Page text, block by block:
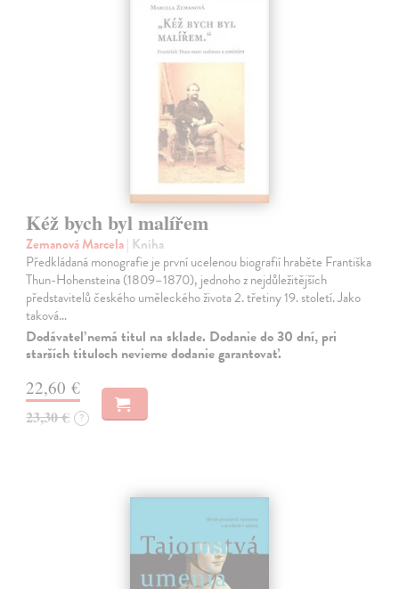
Kéž bych byl malířem
Zemanová Marcela| Kniha
Předkládaná monografie je první ucelenou biografií hraběte Františka
Thun-Hohensteina (1809–1870), jednoho z nejdůležitějších
představitelů českého uměleckého života 2. třetiny 19. století. Jako
taková…
Dodávateľ nemá titul na sklade. Dodanie do 30 dní, pri
starších tituloch nevieme dodanie garantovať.
22,60 €
23,30 € ?